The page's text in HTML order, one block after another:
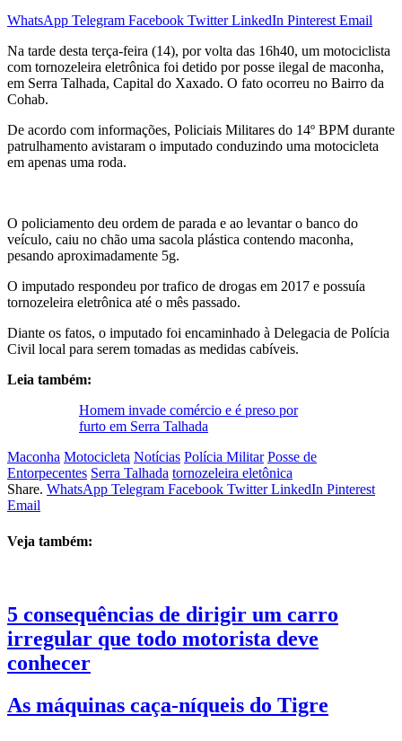
WhatsApp Telegram Facebook Twitter LinkedIn Pinterest Email
Na tarde desta terça-feira (14), por volta das 16h40, um motociclista
com tornozeleira eletrônica foi detido por posse ilegal de maconha,
em Serra Talhada, Capital do Xaxado. O fato ocorreu no Bairro da
Cohab.
De acordo com informações, Policiais Militares do 14º BPM durante
patrulhamento avistaram o imputado conduzindo uma motocicleta
em apenas uma roda.
O policiamento deu ordem de parada e ao levantar o banco do
veículo, caiu no chão uma sacola plástica contendo maconha,
pesando aproximadamente 5g.
O imputado respondeu por trafico de drogas em 2017 e possuía
tornozeleira eletrônica até o mês passado.
Diante os fatos, o imputado foi encaminhado à Delegacia de Polícia
Civil local para serem tomadas as medidas cabíveis.
Leia também:
Homem invade comércio e é preso por
furto em Serra Talhada
Maconha Motocicleta Notícias Polícia Militar Posse de
Entorpecentes Serra Talhada tornozeleira eletônica
Share. WhatsApp Telegram Facebook Twitter LinkedIn Pinterest
Email
Veja também:
5 consequências de dirigir um carro
irregular que todo motorista deve
conhecer
As máquinas caça-níqueis do Tigre